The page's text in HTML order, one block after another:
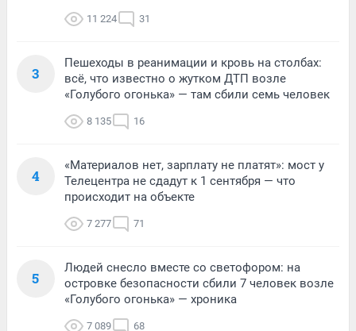
11 224 31
3
Пешеходы в реанимации и кровь на столбах:
всё, что известно о жутком ДТП возле
«Голубого огонька» — там сбили семь человек
8 135 16
4
«Материалов нет, зарплату не платят»: мост у
Телецентра не сдадут к 1 сентября — что
происходит на объекте
7 277 71
5
Людей снесло вместе со светофором: на
островке безопасности сбили 7 человек возле
«Голубого огонька» — хроника
7 089 68